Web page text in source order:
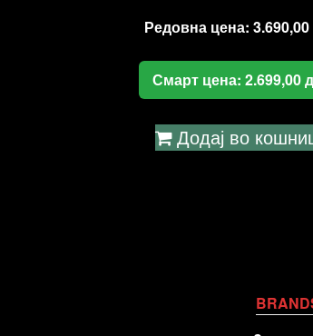
Редовна цена: 3.690,00
Смарт цена: 2.699,00
Додај во